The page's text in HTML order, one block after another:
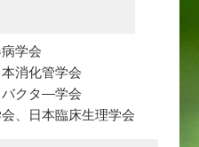
学会
消化管学会
バクタ―学会
、日本臨床生理学会